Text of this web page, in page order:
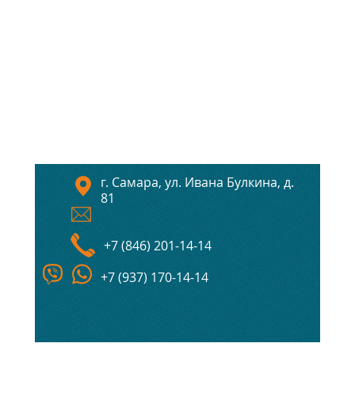
г. Самара, ул. Ивана Булкина, д.
81
+7 (846) 201-14-14
+7 (937) 170-14-14